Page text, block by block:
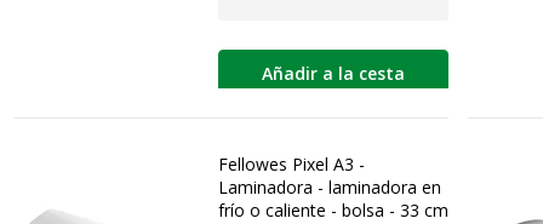
Añadir a la cesta
Fellowes Pixel A3 -
Laminadora - laminadora en
frío o caliente - bolsa - 33 cm